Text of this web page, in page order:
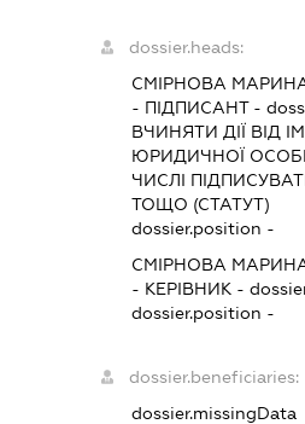
dossier.heads:
СМІРНОВА
- ПІДПИСАНТ-
ВЧИНЯТИ ДІЇ ВІД
ЮРИДИЧНОЇ
ЧИСЛІ
ТОЩО (СТАТУТ)
dossier.position -
СМІРНОВА
- КЕРІВНИК -
dossier.position -
dossier.beneficiaries:
dossier.missingData